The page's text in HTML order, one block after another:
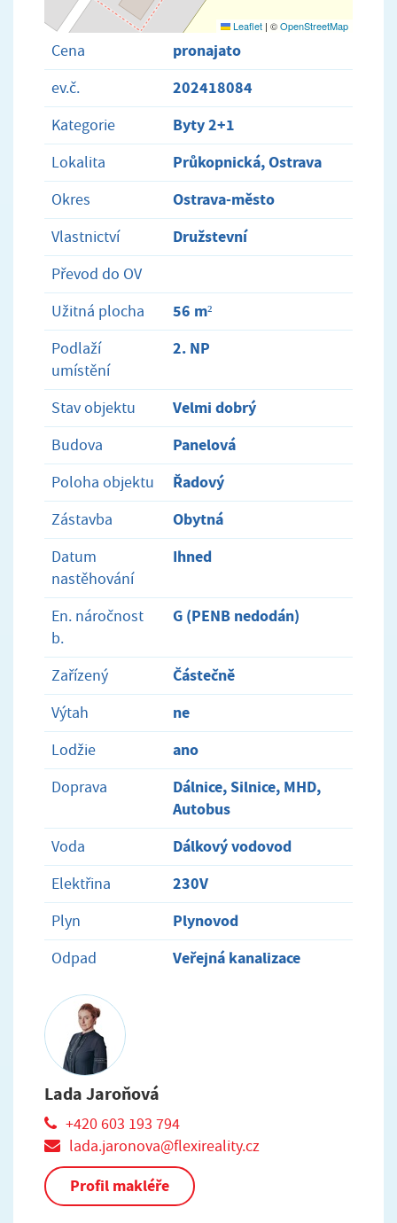
Leaflet | ©OpenStreetMap
Cena pronajato
ev.č. 202418084
Kategorie Byty 2+1
Lokalita Průkopnická, Ostrava
Okres Ostrava-město
Vlastnictví Družstevní
Převod do OV
Užitná plocha
56 m²
Podlaží
umístění
2. NP
Stav objektu Velmi dobrý
Budova Panelová
Poloha objektu Řadový
Zástavba Obytná
Datum
nastěhování
Ihned
En. náročnost
b.
G (PENB nedodán)
Zařízený Částečně
Výtah ne
Lodžie ano
Doprava
Dálnice, Silnice, MHD,
Autobus
Voda Dálkový vodovod
Elektřina 230V
Plyn Plynovod
Odpad Veřejná kanalizace
Lada Jaroňová
+420 603 193 794
lada.jaronova@flexireality.cz
Profil makléře